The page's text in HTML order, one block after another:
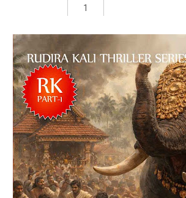
ADD TO CART